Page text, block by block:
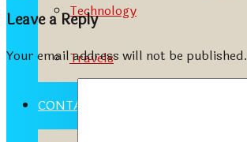
Technology
Travels
CONTACT
Leave a Reply
Your email address will not be published.